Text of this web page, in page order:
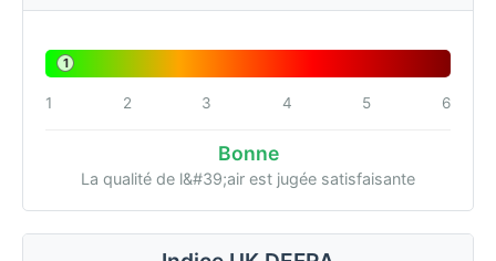
1
1 2 3 4 5 6
Bonne
La qualité de l&#39;air est jugée satisfaisante